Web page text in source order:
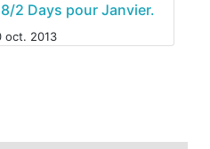
2 Days pour Janvier.
oct. 2013